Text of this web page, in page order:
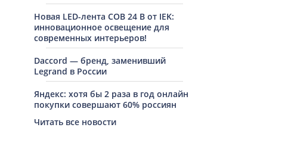
Новая LED-лента COB 24 В от IEK:
инновационное освещение для
современных интерьеров!
Daccord — бренд, заменивший
Legrand в России
Яндекс: хотя бы 2 раза в год онлайн
покупки совершают 60% россиян
Читать все новости